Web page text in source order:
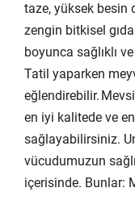
taze, yüksek besin
zengin bitkisel
boyunca sağlıklı
Tatil yaparken
eğlendirebilir.
en iyi kalitede ve
sağlayabilirsiniz.
vücudumuzun
içerisinde. Bunlar: